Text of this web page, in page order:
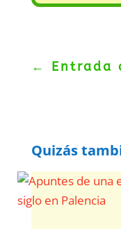
← Entrada
Quizás